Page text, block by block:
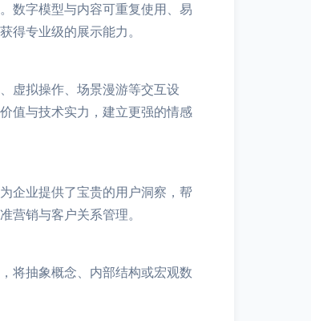
数字模型与内容可重复使用、易
得专业级的展示能力。
虚拟操作、场景漫游等交互设
值与技术实力，建立更强的情感
企业提供了宝贵的用户洞察，帮
营销与客户关系管理。
将抽象概念、内部结构或宏观数